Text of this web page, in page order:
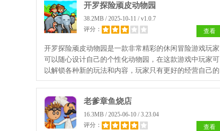
开罗探险顽皮动物园
38.2MB / 2025-10-11 / v1.0.7
评分：
查看
开罗探险顽皮动物园是一款非常精彩的休闲冒险游戏玩家
可以随心设计自己的个性化动物园，在这款游戏中玩家可
以解锁各种新的玩法和内容，玩家只有更好的经营自己的
动物园才能够招揽更多的游客来动物园中参观游览，玩起
老爹章鱼烧店
16.3MB / 2025-06-10 / 3.23.04
评分：
查看